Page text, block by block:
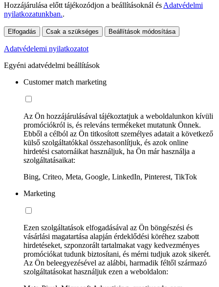
Hozzájárulása előtt tájékozódjon a beállításoknál és Adatvédelmi
nyilatkozatunkban..
Elfogadás Csak a szükséges Beállítások módosítása
Adatvédelemi nyilatkozatot
Egyéni adatvédelmi beállítások
Customer match marketing
Az Ön hozzájárulásával tájékoztatjuk a weboldalunkon kívüli
promóciókról is, és releváns termékeket mutatunk Önnek.
Ebből a célból az Ön titkosított személyes adatait a következő
külső szolgáltatókkal összehasonlítjuk, és azok online
hirdetési csatornáikat használjuk, ha Ön már használja a
szolgáltatásaikat:
Bing, Criteo, Meta, Google, LinkedIn, Pinterest, TikTok
Marketing
Ezen szolgáltatások elfogadásával az Ön böngészési és
vásárlási magatartása alapján érdeklődési köréhez szabott
hirdetéseket, szponzorált tartalmakat vagy kedvezményes
promóciókat tudunk biztosítani, és mérni tudjuk azok sikerét.
Az Ön beleegyezésével az alábbi, harmadik féltől származó
szolgáltatásokat használjuk ezen a weboldalon: